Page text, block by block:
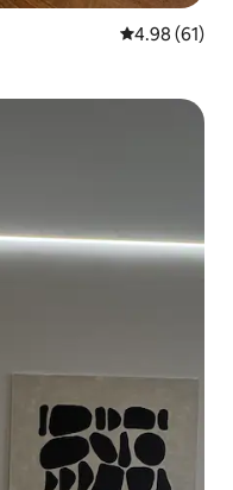
평점 4.98점(5
4.98 (61)